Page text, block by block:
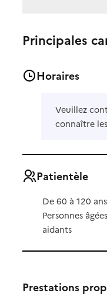
Principales
Horaires
Veuillez
connaître
Patientèle
De 60 à 120
Personnes
aidants
Prestations